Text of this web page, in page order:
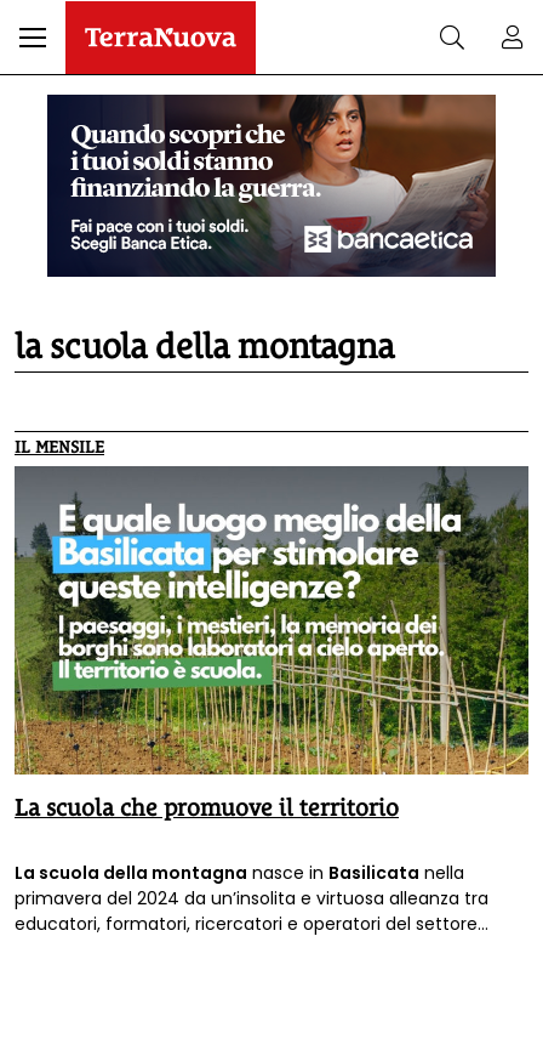
la scuola della montagna
IL MENSILE
La scuola che promuove il territorio
La scuola della montagna nasce in Basilicata nella
primavera del 2024 da un’insolita e virtuosa alleanza tra
educatori, formatori, ricercatori e operatori del settore